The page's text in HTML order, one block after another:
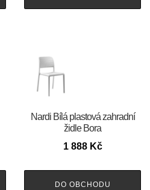
Nardi Bílá plastová zahradní
židle Bora
1 888 Kč
DO OBCHODU